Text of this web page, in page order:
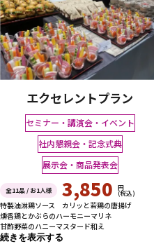
エクセレントプラン
セミナー・講演会・イベント
社内懇親会・記念式典
展示会・商品発表会
全11品 / お1人様 3,850 円
(税込)
特製油淋鶏ソース カリッと若鶏の唐揚げ
燻香鶏とかぶらのハーモニーマリネ
甘酢野菜のハニーマスタード和え
続きを表示する